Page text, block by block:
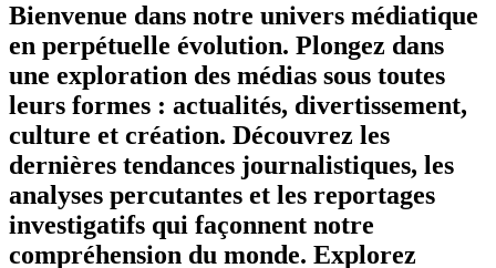
Bienvenue dans notre univers médiatique
en perpétuelle évolution. Plongez dans
une exploration des médias sous toutes
leurs formes : actualités, divertissement,
culture et création. Découvrez les
dernières tendances journalistiques, les
analyses percutantes et les reportages
investigatifs qui façonnent notre
compréhension du monde. Explorez